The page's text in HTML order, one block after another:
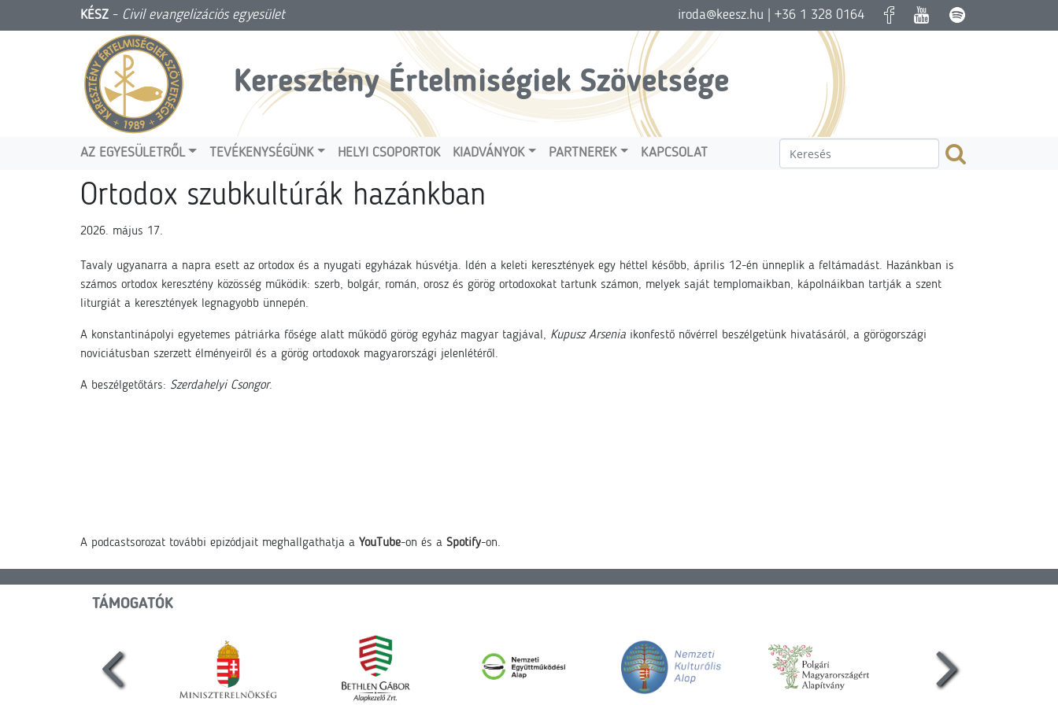
KÉSZ - Civil evangelizációs egyesület iroda@keesz.hu | +36 1 328 0164
Keresztény Értelmiségiek Szövetsége
AZ EGYESÜLETRŐL TEVÉKENYSÉGÜNK HELYI CSOPORTOK KIADVÁNYOK PARTNEREK KAPCSOLAT
Ortodox szubkultúrák hazánkban
2026. május 17.
Tavaly ugyanarra a napra esett az ortodox és a nyugati egyházak húsvétja. Idén a keleti keresztények egy héttel később, április 12-én ünneplik a feltámadást. Hazánkban is
számos ortodox keresztény közösség működik: szerb, bolgár, román, orosz és görög ortodoxokat tartunk számon, melyek saját templomaikban, kápolnáikban tartják a szent
liturgiát a keresztények legnagyobb ünnepén.
A konstantinápolyi egyetemes pátriárka fősége alatt működő görög egyház magyar tagjával, Kupusz Arsenia ikonfestő nővérrel beszélgetünk hivatásáról, a görögországi
noviciátusban szerzett élményeiről és a görög ortodoxok magyarországi jelenlétéről.
A beszélgetőtárs: Szerdahelyi Csongor.
A podcastsorozat további epizódjait meghallgathatja a YouTube-on és a Spotify-on.
TÁMOGATÓK